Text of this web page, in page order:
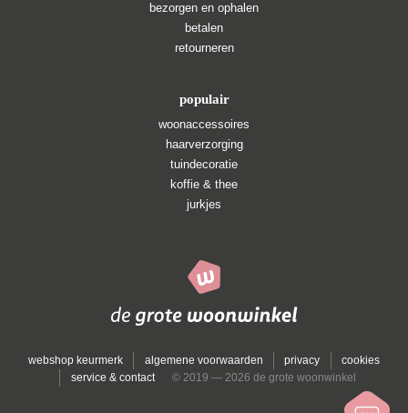
populair
woonaccessoires
haarverzorging
tuindecoratie
koffie & thee
jurkjes
bezorgen en ophalen
betalen
retourneren
webshop keurmerk algemene voorwaarden privacy
cookies
service & contact
© 2019 — 2026 de grote woonwinkel